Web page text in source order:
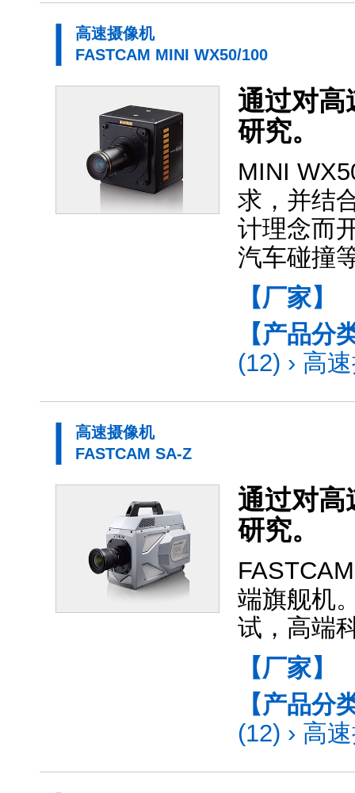
高速摄像机
FASTCAM MINI WX50/100
通过对高
研究。
MINI
求，并结
计理念而
汽车碰撞
【厂家】
【产品分
(12) › 高
高速摄像机
FASTCAM SA-Z
通过对高
研究。
端旗舰机
试，高端
【厂家】
【产品分
(12) › 高